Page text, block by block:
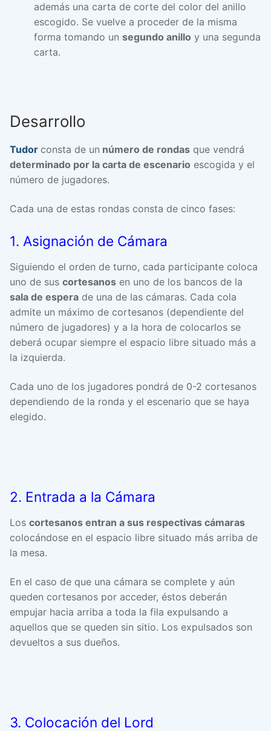
además una carta de corte del color del anillo
escogido. Se vuelve a proceder de la misma
forma tomando un segundo anillo y una segunda
carta.
Desarrollo
Tudor consta de un número de rondas que vendrá
determinado por la carta de escenario escogida y el
número de jugadores.
Cada una de estas rondas consta de cinco fases:
1. Asignación de Cámara
Siguiendo el orden de turno, cada participante coloca
uno de sus cortesanos en uno de los bancos de la
sala de espera de una de las cámaras. Cada cola
admite un máximo de cortesanos (dependiente del
número de jugadores) y a la hora de colocarlos se
deberá ocupar siempre el espacio libre situado más a
la izquierda.
Cada uno de los jugadores pondrá de 0-2 cortesanos
dependiendo de la ronda y el escenario que se haya
elegido.
2. Entrada a la Cámara
Los cortesanos entran a sus respectivas cámaras
colocándose en el espacio libre situado más arriba de
la mesa.
En el caso de que una cámara se complete y aún
queden cortesanos por acceder, éstos deberán
empujar hacia arriba a toda la fila expulsando a
aquellos que se queden sin sitio. Los expulsados son
devueltos a sus dueños.
3. Colocación del Lord